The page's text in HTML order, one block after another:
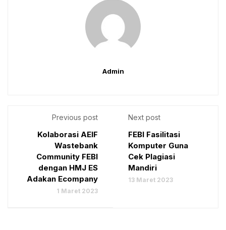
Admin
Previous post
Kolaborasi AEIF
Wastebank
Community FEBI
dengan HMJ ES
Adakan Ecompany
1 Maret 2023
Next post
FEBI Fasilitasi
Komputer Guna
Cek Plagiasi
Mandiri
13 Maret 2023